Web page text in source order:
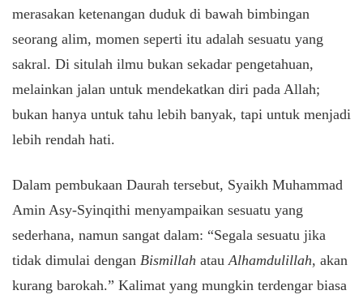
merasakan ketenangan duduk di bawah bimbingan
seorang alim, momen seperti itu adalah sesuatu yang
sakral. Di situlah ilmu bukan sekadar pengetahuan,
melainkan jalan untuk mendekatkan diri pada Allah;
bukan hanya untuk tahu lebih banyak, tapi untuk menjadi
lebih rendah hati.
Dalam pembukaan Daurah tersebut, Syaikh Muhammad
Amin Asy-Syinqithi menyampaikan sesuatu yang
sederhana, namun sangat dalam: “Segala sesuatu jika
tidak dimulai dengan Bismillah atau Alhamdulillah, akan
kurang barokah.” Kalimat yang mungkin terdengar biasa